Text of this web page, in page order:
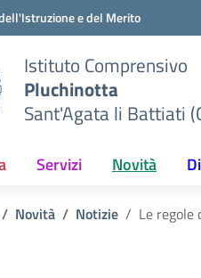
e del Merito
Istituto Comprensivo
Pluchinotta
Sant'Agata li Battiati
Servizi Novità
Novità Notizie Le regole